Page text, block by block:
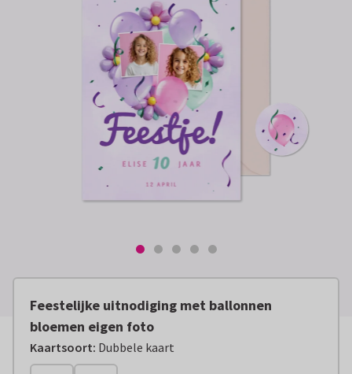
Feestelijke uitnodiging met ballonnen
bloemen eigen foto
Kaartsoort: Dubbele kaart